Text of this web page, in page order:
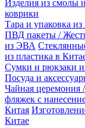
Изделия из смолы
коврики
Тара и упаковка из
ПВД пакеты /
из ЭВА
из пластика в
Сумки и рюкзаки
Посуда и
Чайная
фляжек с
Китая
Китае